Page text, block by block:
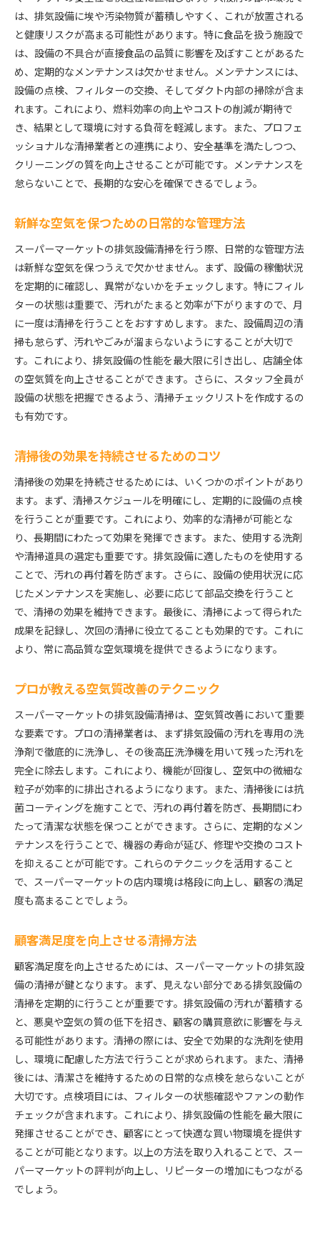
は、排気設備に埃や汚染物質が蓄積しやすく、これが放置される
と健康リスクが高まる可能性があります。特に食品を扱う施設で
は、設備の不具合が直接食品の品質に影響を及ぼすことがあるた
め、定期的なメンテナンスは欠かせません。メンテナンスには、
設備の点検、フィルターの交換、そしてダクト内部の掃除が含ま
れます。これにより、燃料効率の向上やコストの削減が期待で
き、結果として環境に対する負荷を軽減します。また、プロフェ
ッショナルな清掃業者との連携により、安全基準を満たしつつ、
クリーニングの質を向上させることが可能です。メンテナンスを
怠らないことで、長期的な安心を確保できるでしょう。
新鮮な空気を保つための日常的な管理方法
スーパーマーケットの排気設備清掃を行う際、日常的な管理方法
は新鮮な空気を保つうえで欠かせません。まず、設備の稼働状況
を定期的に確認し、異常がないかをチェックします。特にフィル
ターの状態は重要で、汚れがたまると効率が下がりますので、月
に一度は清掃を行うことをおすすめします。また、設備周辺の清
掃も怠らず、汚れやごみが溜まらないようにすることが大切で
す。これにより、排気設備の性能を最大限に引き出し、店舗全体
の空気質を向上させることができます。さらに、スタッフ全員が
設備の状態を把握できるよう、清掃チェックリストを作成するの
も有効です。
清掃後の効果を持続させるためのコツ
清掃後の効果を持続させるためには、いくつかのポイントがあり
ます。まず、清掃スケジュールを明確にし、定期的に設備の点検
を行うことが重要です。これにより、効率的な清掃が可能とな
り、長期間にわたって効果を発揮できます。また、使用する洗剤
や清掃道具の選定も重要です。排気設備に適したものを使用する
ことで、汚れの再付着を防ぎます。さらに、設備の使用状況に応
じたメンテナンスを実施し、必要に応じて部品交換を行うこと
で、清掃の効果を維持できます。最後に、清掃によって得られた
成果を記録し、次回の清掃に役立てることも効果的です。これに
より、常に高品質な空気環境を提供できるようになります。
プロが教える空気質改善のテクニック
スーパーマーケットの排気設備清掃は、空気質改善において重要
な要素です。プロの清掃業者は、まず排気設備の汚れを専用の洗
浄剤で徹底的に洗浄し、その後高圧洗浄機を用いて残った汚れを
完全に除去します。これにより、機能が回復し、空気中の微細な
粒子が効率的に排出されるようになります。また、清掃後には抗
菌コーティングを施すことで、汚れの再付着を防ぎ、長期間にわ
たって清潔な状態を保つことができます。さらに、定期的なメン
テナンスを行うことで、機器の寿命が延び、修理や交換のコスト
を抑えることが可能です。これらのテクニックを活用すること
で、スーパーマーケットの店内環境は格段に向上し、顧客の満足
度も高まることでしょう。
顧客満足度を向上させる清掃方法
顧客満足度を向上させるためには、スーパーマーケットの排気設
備の清掃が鍵となります。まず、見えない部分である排気設備の
清掃を定期的に行うことが重要です。排気設備の汚れが蓄積する
と、悪臭や空気の質の低下を招き、顧客の購買意欲に影響を与え
る可能性があります。清掃の際には、安全で効果的な洗剤を使用
し、環境に配慮した方法で行うことが求められます。また、清掃
後には、清潔さを維持するための日常的な点検を怠らないことが
大切です。点検項目には、フィルターの状態確認やファンの動作
チェックが含まれます。これにより、排気設備の性能を最大限に
発揮させることができ、顧客にとって快適な買い物環境を提供す
ることが可能となります。以上の方法を取り入れることで、スー
パーマーケットの評判が向上し、リピーターの増加にもつながる
でしょう。